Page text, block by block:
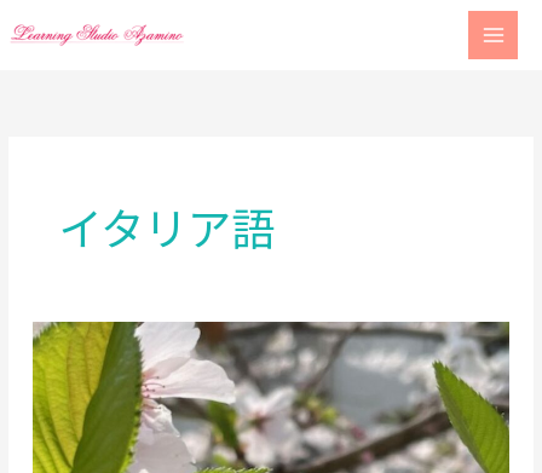
to
イタリア語